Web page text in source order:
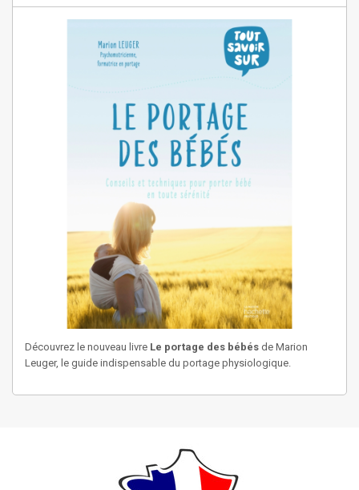
Découvrez le nouveau livre Le portage des bébés de Marion
Leuger, le guide indispensable du portage physiologique.